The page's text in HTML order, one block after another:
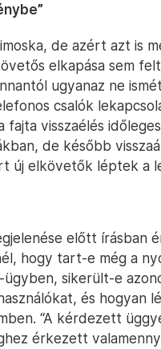
de azért azt is
elkapása sem
ugyanaz ne
csalók
fajta visszaélés
de később
új elkövetők léptek a
előtt írásban
hogy tart-e még a
sikerült-e
és hogyan
“A kérdezett
érkezett